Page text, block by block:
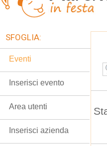
SFOGLIA:
Eventi
Inserisci evento
Area utenti
Inserisci azienda